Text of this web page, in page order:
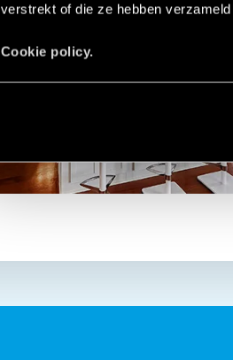
verstrekt of die ze hebben
Cookie policy.